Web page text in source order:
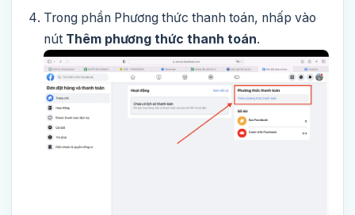
Trong phần Phương thức thanh toán, nhấp vào
nút Thêm phương thức thanh toán.